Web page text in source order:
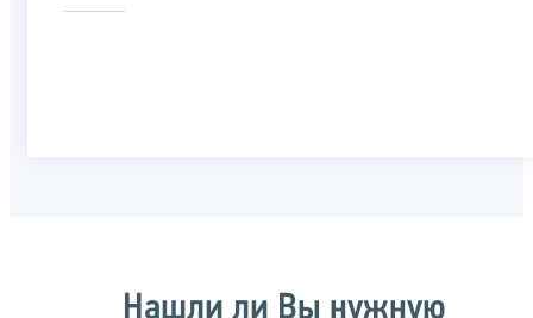
Нашли ли Вы нужную